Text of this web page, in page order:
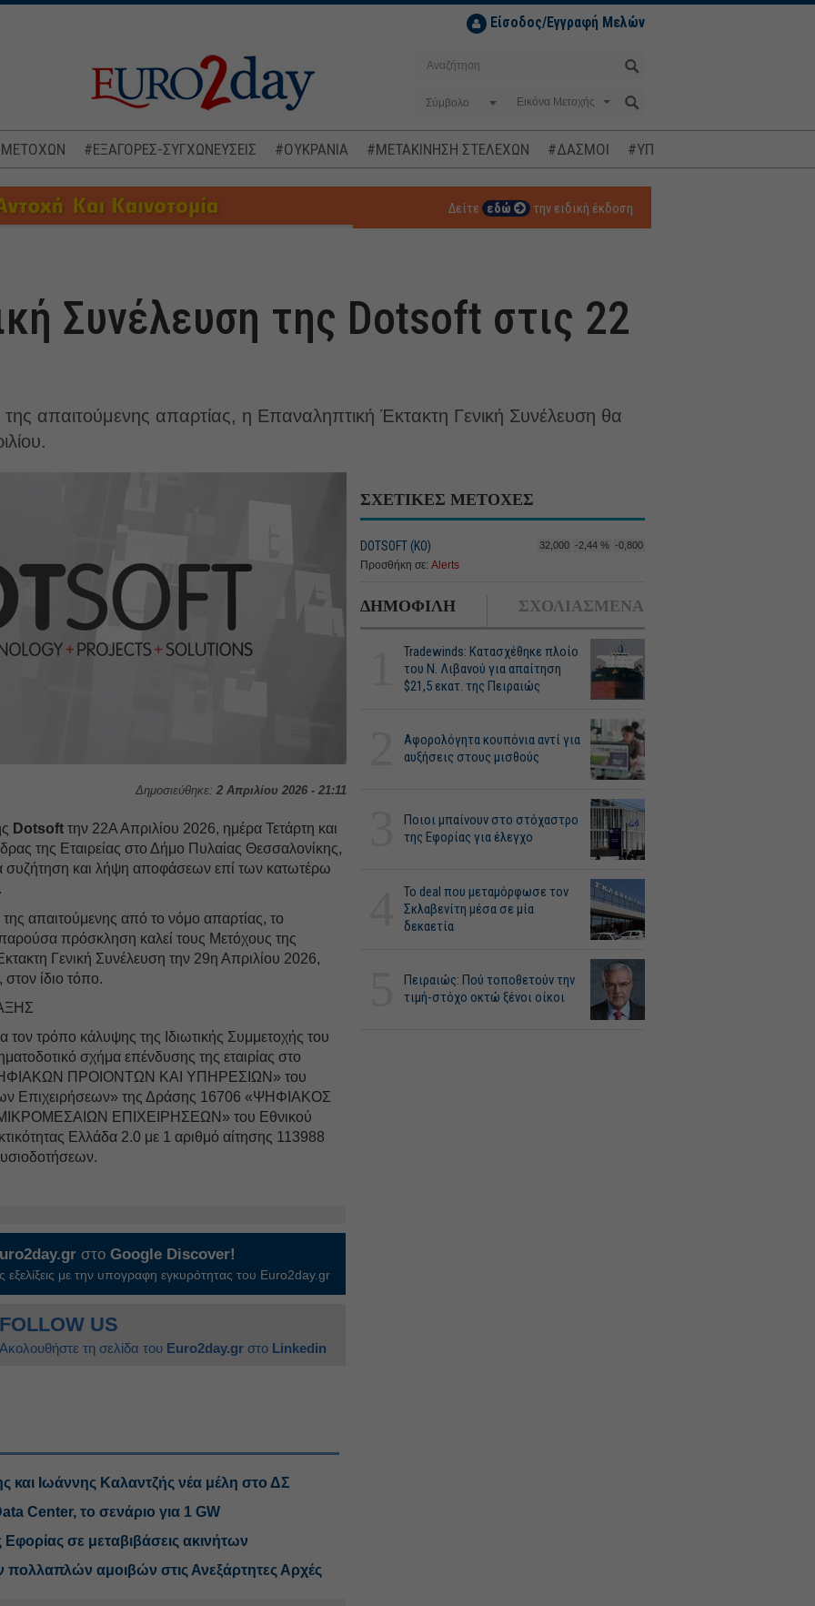
Είσοδος/Εγγραφή Μελών
Σύμβολο
ΜΕΤΟΧΩΝ #ΕΞΑΓΟΡΕΣ-ΣΥΓΧΩΝΕΥΣΕΙΣ #ΟΥΚΡΑΝΙΑ #ΜΕΤΑΚΙΝΗΣΗ ΣΤΕΛΕΧΩΝ #ΔΑΣΜΟΙ #ΥΠΟΚΛΟΠΕΣ
Δείτε εδώ την ειδική έκδοση
Συνέλευση της Dotsoft στις 22
απαιτούμενης απαρτίας, η Επαναληπτική Έκτακτη Γενική Συνέλευση θα
Δημοσιεύθηκε: 2 Απριλίου 2026 - 21:11
Dotsoft την 22Α Απριλίου 2026, ημέρα Τετάρτη και
της Εταιρείας στο Δήμο Πυλαίας Θεσσαλονίκης,
συζήτηση και λήψη αποφάσεων επί των κατωτέρω
απαιτούμενης από το νόμο απαρτίας, το
παρούσα πρόσκληση καλεί τους Μετόχους της
Γενική Συνέλευση την 29η Απριλίου 2026,
ίδιο τόπο.
τον τρόπο κάλυψης της Ιδιωτικής Συμμετοχής του
σχήμα επένδυσης της εταιρίας στο
ΠΡΟΙΟΝΤΩΝ ΚΑΙ ΥΠΗΡΕΣΙΩΝ» του
Επιχειρήσεων» της Δράσης 16706 «ΨΗΦΙΑΚΟΣ
ΕΠΙΧΕΙΡΗΣΕΩΝ» του Εθνικού
Ελλάδα 2.0 με 1 αριθμό αίτησης 113988
στοGoogle Discover!
εξελίξεις με την υπογραφη εγκυρότητας του Euro2day.gr
FOLLOW US
Ακολουθήστε τη σελίδα του Euro2day.gr στο Linkedin
και Ιωάννης Καλαντζής νέα μέλη στο ΔΣ
Center, το σενάριο για 1 GW
σε μεταβιβάσεις ακινήτων
πολλαπλών αμοιβών στις Ανεξάρτητες Αρχές
ΣΧΕΤΙΚΕΣ ΜΕΤΟΧΕΣ
DOTSOFT (ΚΟ) 32,000 -2,44 % -0,800
Προσθήκη σε: Alerts
ΔΗΜΟΦΙΛΗ ΣΧΟΛΙΑΣΜΕΝΑ
Tradewinds: Κατασχέθηκε πλοίο
του Ν. Λιβανού για απαίτηση
$21,5 εκατ. της Πειραιώς
Αφορολόγητα κουπόνια αντί για
αυξήσεις στους μισθούς
Ποιοι μπαίνουν στο στόχαστρο
της Εφορίας για έλεγχο
Το deal που μεταμόρφωσε τον
Σκλαβενίτη μέσα σε μία
δεκαετία
Πειραιώς: Πού τοποθετούν την
τιμή-στόχο οκτώ ξένοι οίκοι